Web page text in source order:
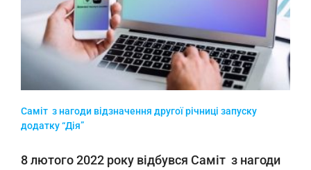
Саміт з нагоди відзначення другої річниці запуску
додатку “Дія”
8 лютого 2022 року відбувся Саміт з нагоди